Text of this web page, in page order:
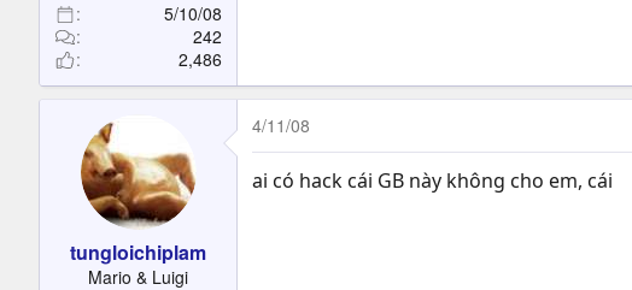
5/10/08
242
2,486
tungloichiplam
Mario & Luigi
4/11/08
ai có hack cái GB này không cho em, cái